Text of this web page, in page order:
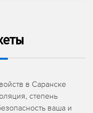
в Саранске
степень
ваша и